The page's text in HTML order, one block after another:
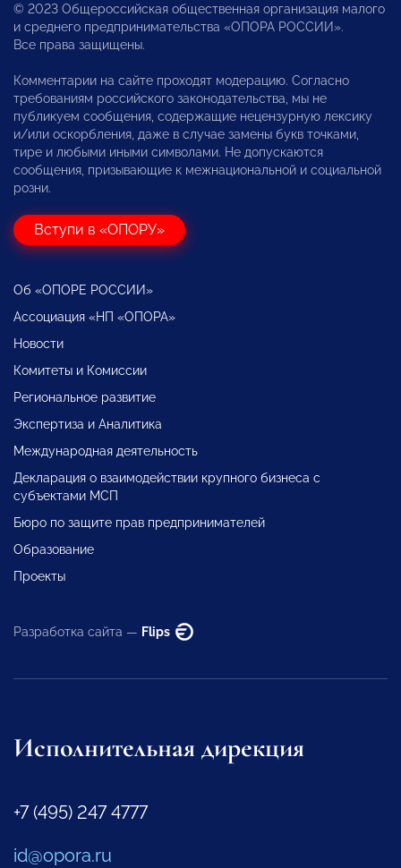
© 2023 Общероссийская общественная организация малого
и среднего предпринимательства «ОПОРА РОССИИ».
Все права защищены.
Комментарии на сайте проходят модерацию. Согласно
требованиям российского законодательства, мы не
публикуем сообщения, содержащие нецензурную лексику
и/или оскорбления, даже в случае замены букв точками,
тире и любыми иными символами. Не допускаются
сообщения, призывающие к межнациональной и социальной
розни.
Вступи в «ОПОРУ»
Об «ОПОРЕ РОССИИ»
Ассоциация «НП «ОПОРА»
Новости
Комитеты и Комиссии
Региональное развитие
Экспертиза и Аналитика
Международная деятельность
Декларация о взаимодействии крупного бизнеса с
субъектами МСП
Бюро по защите прав предпринимателей
Образование
Проекты
Разработка сайта — Flips
Исполнительная дирекция
+7 (495) 247 4777
id@opora.ru